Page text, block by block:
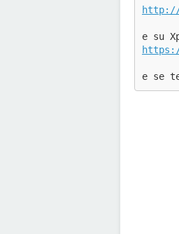
http://
e su
e se